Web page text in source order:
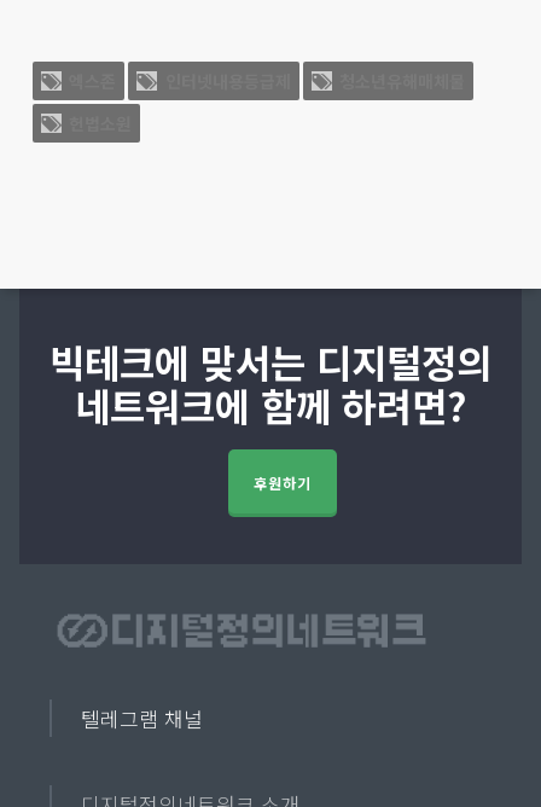
빅테크에 맞서는 디지털정의
네트워크에 함께 하려면?
후원하기
텔레그램 채널